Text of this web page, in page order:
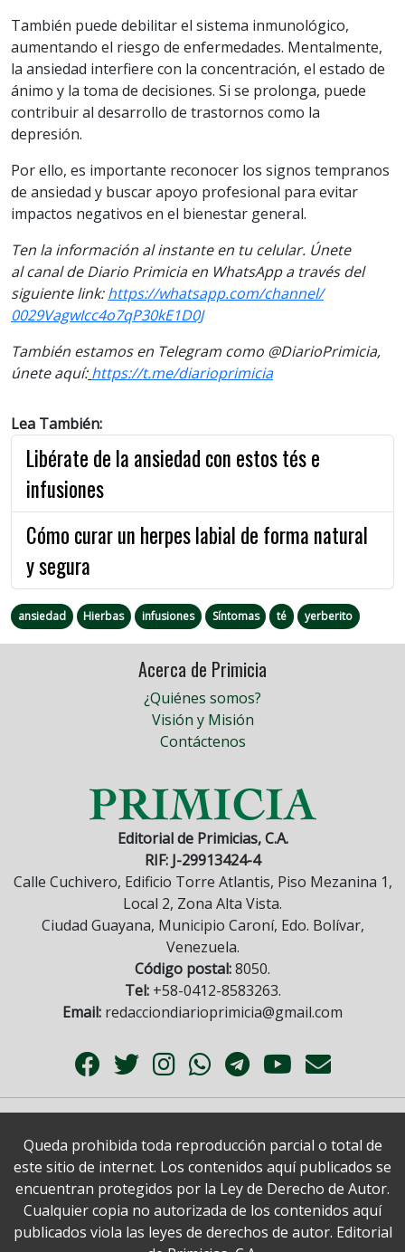
También puede debilitar el sistema inmunológico,
aumentando el riesgo de enfermedades. Mentalmente,
la ansiedad interfiere con la concentración, el estado de
ánimo y la toma de decisiones. Si se prolonga, puede
contribuir al desarrollo de trastornos como la
depresión.
Por ello, es importante reconocer los signos tempranos
de ansiedad y buscar apoyo profesional para evitar
impactos negativos en el bienestar general.
Ten la información al instante en tu celular. Únete
alcanalde Diario Primicia en WhatsApp a través del
siguientelink:https://whatsapp.com/channel/
0029VagwIcc4o7qP30kE1D0J
También estamos en Telegram como @DiarioPrimicia,
únete aquí: https://t.me/diarioprimicia
Lea También:
Libérate de la ansiedad con estos tés e
infusiones
Cómo curar un herpes labial de forma natural
y segura
ansiedad Hierbas infusiones Síntomas té yerberito
Acerca de Primicia
¿Quiénes somos?
Visión y Misión
Contáctenos
Editorial de Primicias, C.A.
RIF: J-29913424-4
Calle Cuchivero, Edificio Torre Atlantis, Piso Mezanina 1,
Local 2, Zona Alta Vista.
Ciudad Guayana, Municipio Caroní, Edo. Bolívar,
Venezuela.
Código postal:8050.
Tel:+58-0412-8583263.
Email: redacciondiarioprimicia@gmail.com
Queda prohibida toda reproducción parcial o total de
este sitio de internet. Los contenidos aquí publicados se
encuentran protegidos por la Ley de Derecho de Autor.
Cualquier copia no autorizada de los contenidos aquí
publicados viola las leyes de derechos de autor. Editorial